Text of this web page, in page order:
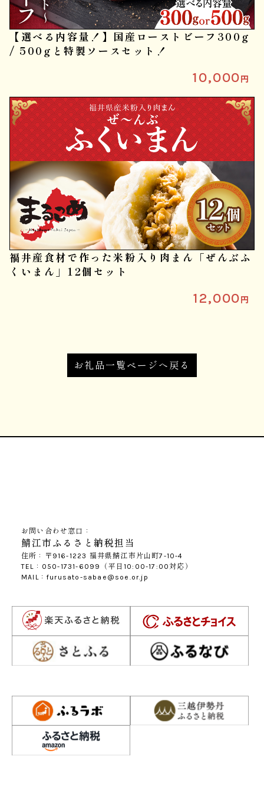
【選べる内容量！】国産ローストビーフ300g
/ 500gと特製ソースセット！
10,000円
福井産食材で作った米粉入り肉まん「ぜんぶふ
くいまん」12個セット
12,000円
お礼品一覧ページへ戻る
お問い合わせ窓口：
鯖江市ふるさと納税担当
住所：〒916-1223 福井県鯖江市片山町7-10-4
TEL：050-1731-6099（平日10:00-17:00対応）
MAIL：furusato-sabae@soe.or.jp